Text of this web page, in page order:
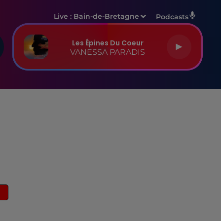
Live : Bain-de-Bretagne Podcasts
Les Épines Du Coeur
VANESSA PARADIS